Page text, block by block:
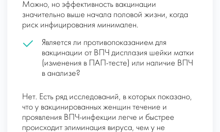
Можно, но эффективность вакцинации
значительно выше начала половой жизни, когда
риск инфицирования минимален.
Является ли противопоказанием для
вакцинации от ВПЧ дисплазия шейки матки
(изменения в ПАП-тесте) или наличие ВПЧ
в анализе?
Нет. Есть ряд исследований, в которых показано,
что у вакцинированных женщин течение и
проявления ВПЧ-инфекции легче и быстрее
происходит элиминация вируса, чем у не